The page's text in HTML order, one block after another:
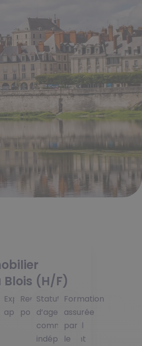
(H/F)
Expérience
appréciée
Reconversion
possible
Statut
d’agent
commercial
indépendant
Formation
assurée
par
le